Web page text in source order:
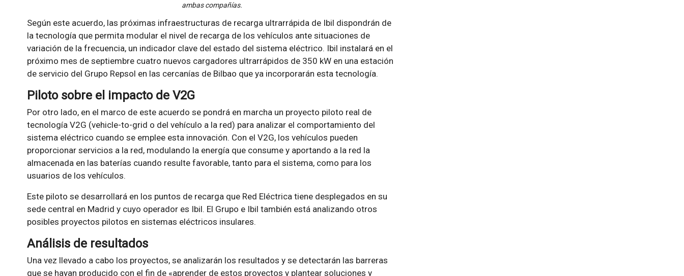
ambas compañías.
Según este acuerdo, las próximas infraestructuras de recarga ultrarrápida de Ibil dispondrán de
la tecnología que permita modular el nivel de recarga de los vehículos ante situaciones de
variación de la frecuencia, un indicador clave del estado del sistema eléctrico. Ibil instalará en el
próximo mes de septiembre cuatro nuevos cargadores ultrarrápidos de 350 kW en una estación
de servicio del Grupo Repsol en las cercanías de Bilbao que ya incorporarán esta tecnología.
Piloto sobre el impacto de V2G
Por otro lado, en el marco de este acuerdo se pondrá en marcha un proyecto piloto real de
tecnología V2G (vehicle-to-grid o del vehículo a la red) para analizar el comportamiento del
sistema eléctrico cuando se emplee esta innovación. Con el V2G, los vehículos pueden
proporcionar servicios a la red, modulando la energía que consume y aportando a la red la
almacenada en las baterías cuando resulte favorable, tanto para el sistema, como para los
usuarios de los vehículos.
Este piloto se desarrollará en los puntos de recarga que Red Eléctrica tiene desplegados en su
sede central en Madrid y cuyo operador es Ibil. El Grupo e Ibil también está analizando otros
posibles proyectos pilotos en sistemas eléctricos insulares.
Análisis de resultados
Una vez llevado a cabo los proyectos, se analizarán los resultados y se detectarán las barreras
que se hayan producido con el fin de «aprender de estos proyectos y plantear soluciones y